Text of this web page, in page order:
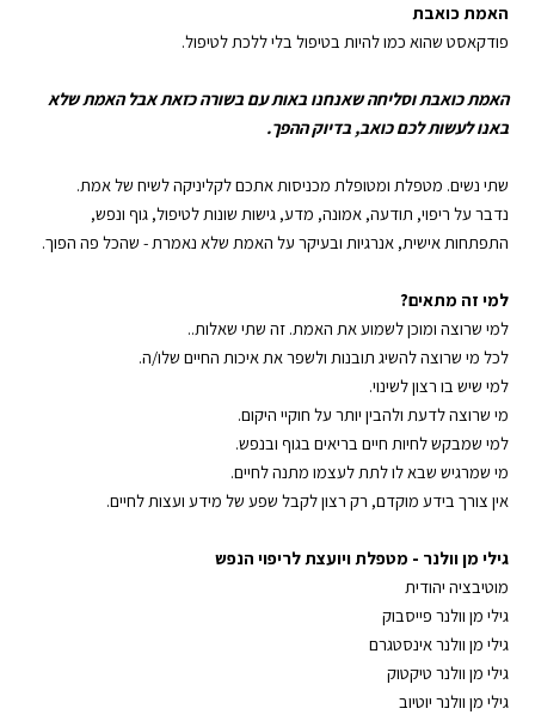
האמת כואבת
פודקאסט שהוא כמו להיות בטיפול בלי ללכתלטיפול.
האמת כואבתוסליחה שאנחנו באות עם בשורה כזאת אבל האמת שלא
באנו לעשות לכם כואב, בדיוק ההפך.
שתי נשים. מטפלת ומטופלת מכניסות אתכם לקליניקה לשיח של אמת.
נדבר על ריפוי, תודעה,אמונה, מדע,גישות שונות לטיפול,גוף ונפש,
התפתחות אישית, אנרגיות ובעיקר על האמת שלא נאמרת - שהכל פה הפוך.
למי זה מתאים?
למי שרוצה ומוכן לשמוע את האמת. זה שתי שאלות..
לכל מי שרוצה להשיג תובנות ולשפר את איכות החיים שלו/ה.
למי שיש בו רצון לשינוי.
מי שרוצה לדעת ולהבין יותר על חוקיי היקום.
למי שמבקש לחיות חיים בריאים בגוף ובנפש.
מי שמרגיש שבא לו לתת לעצמו מתנה לחיים.
אין צורך בידע מוקדם, רק רצון לקבל שפע של מידע ועצות לחיים.
גילי מן וולנר - ⁠מטפלת ויועצת לריפוי הנפש⁠
מוטיבציה יהודית
גילי מן וולנר פייסבוק
גילי מן וולנר אינסטגרם
גילי מן וולנר טיקטוק
גילי מן וולנר יוטיוב⁠